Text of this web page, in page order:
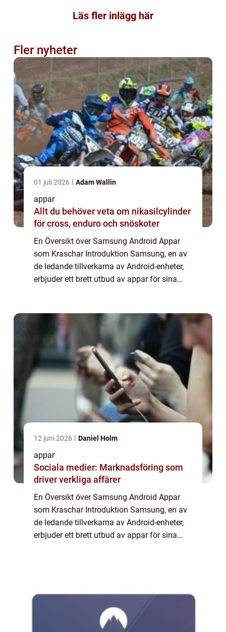
Läs fler inlägg här
Fler nyheter
01 juli 2026 Adam Wallin
appar
Allt du behöver veta om nikasilcylinder
för cross, enduro och snöskoter
En Översikt över Samsung Android Appar
som Kraschar Introduktion Samsung, en av
de ledande tillverkarna av Android-enheter,
erbjuder ett brett utbud av appar för sina
12 juni 2026 Daniel Holm
appar
Sociala medier: Marknadsföring som
driver verkliga affärer
En Översikt över Samsung Android Appar
som Kraschar Introduktion Samsung, en av
de ledande tillverkarna av Android-enheter,
erbjuder ett brett utbud av appar för sina